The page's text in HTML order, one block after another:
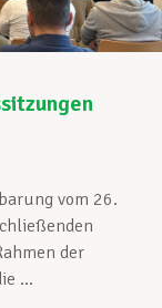
vom 26.
der
...